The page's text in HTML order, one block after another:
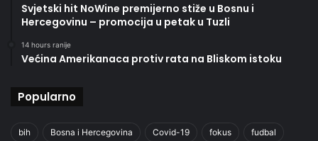
Svjetski hit NoWine premijerno stiže u Bosnu i
Hercegovinu – promocija u petak u Tuzli
14 hours ranije
Većina Amerikanaca protiv rata na Bliskom istoku
Popularno
bih Bosna i Hercegovina Covid-19 fokus fudbal